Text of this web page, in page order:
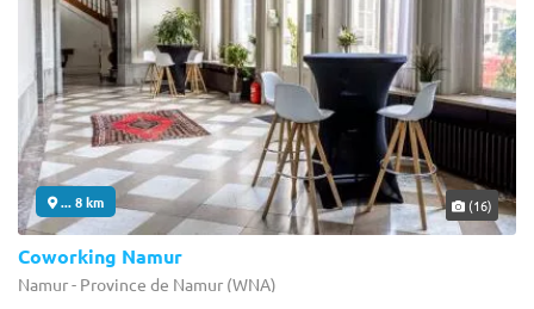
... 8 km (16)
Coworking Namur
Namur - Province de Namur (WNA)